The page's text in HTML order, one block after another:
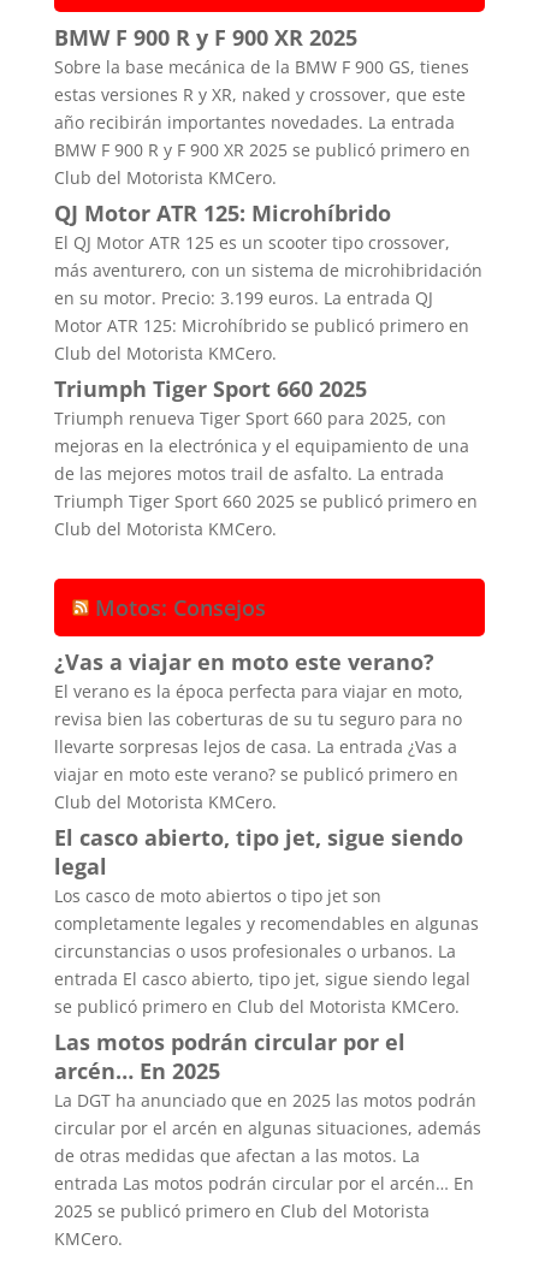
BMW F 900 R y F 900 XR 2025
Sobre la base mecánica de la BMW F 900 GS, tienes
estas versiones R y XR, naked y crossover, que este
año recibirán importantes novedades. La entrada
BMW F 900 R y F 900 XR 2025 se publicó primero en
Club del Motorista KMCero.
QJ Motor ATR 125: Microhíbrido
El QJ Motor ATR 125 es un scooter tipo crossover,
más aventurero, con un sistema de microhibridación
en su motor. Precio: 3.199 euros. La entrada QJ
Motor ATR 125: Microhíbrido se publicó primero en
Club del Motorista KMCero.
Triumph Tiger Sport 660 2025
Triumph renueva Tiger Sport 660 para 2025, con
mejoras en la electrónica y el equipamiento de una
de las mejores motos trail de asfalto. La entrada
Triumph Tiger Sport 660 2025 se publicó primero en
Club del Motorista KMCero.
Motos: Consejos
¿Vas a viajar en moto este verano?
El verano es la época perfecta para viajar en moto,
revisa bien las coberturas de su tu seguro para no
llevarte sorpresas lejos de casa. La entrada ¿Vas a
viajar en moto este verano? se publicó primero en
Club del Motorista KMCero.
El casco abierto, tipo jet, sigue siendo
legal
Los casco de moto abiertos o tipo jet son
completamente legales y recomendables en algunas
circunstancias o usos profesionales o urbanos. La
entrada El casco abierto, tipo jet, sigue siendo legal
se publicó primero en Club del Motorista KMCero.
Las motos podrán circular por el
arcén… En 2025
La DGT ha anunciado que en 2025 las motos podrán
circular por el arcén en algunas situaciones, además
de otras medidas que afectan a las motos. La
entrada Las motos podrán circular por el arcén… En
2025 se publicó primero en Club del Motorista
KMCero.